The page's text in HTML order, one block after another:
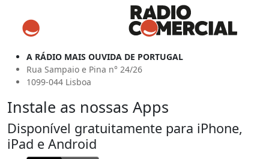
A RÁDIO MAIS OUVIDA DE PORTUGAL
Rua Sampaio e Pina n° 24/26
1099-044 Lisboa
Instale as nossas Apps
Disponível gratuitamente para iPhone,
iPad e Android